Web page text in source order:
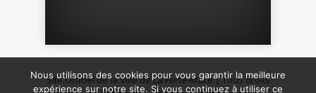
Site Officiel de la Ville de La Ferté-Macé | Tous droits
Nous utilisons des cookies pour vous garantir la meilleure
expérience sur notre site. Si vous continuez à utiliser ce